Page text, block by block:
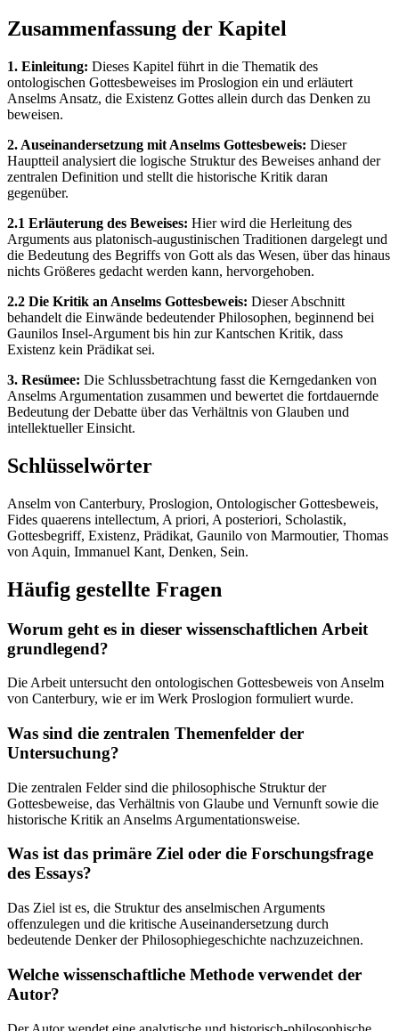
Zusammenfassung der Kapitel
1. Einleitung: Dieses Kapitel führt in die Thematik des
ontologischen Gottesbeweises im Proslogion ein und erläutert
Anselms Ansatz, die Existenz Gottes allein durch das Denken zu
beweisen.
2. Auseinandersetzung mit Anselms Gottesbeweis: Dieser
Hauptteil analysiert die logische Struktur des Beweises anhand der
zentralen Definition und stellt die historische Kritik daran
gegenüber.
2.1 Erläuterung des Beweises: Hier wird die Herleitung des
Arguments aus platonisch-augustinischen Traditionen dargelegt und
die Bedeutung des Begriffs von Gott als das Wesen, über das hinaus
nichts Größeres gedacht werden kann, hervorgehoben.
2.2 Die Kritik an Anselms Gottesbeweis: Dieser Abschnitt
behandelt die Einwände bedeutender Philosophen, beginnend bei
Gaunilos Insel-Argument bis hin zur Kantschen Kritik, dass
Existenz kein Prädikat sei.
3. Resümee: Die Schlussbetrachtung fasst die Kerngedanken von
Anselms Argumentation zusammen und bewertet die fortdauernde
Bedeutung der Debatte über das Verhältnis von Glauben und
intellektueller Einsicht.
Schlüsselwörter
Anselm von Canterbury, Proslogion, Ontologischer Gottesbeweis,
Fides quaerens intellectum, A priori, A posteriori, Scholastik,
Gottesbegriff, Existenz, Prädikat, Gaunilo von Marmoutier, Thomas
von Aquin, Immanuel Kant, Denken, Sein.
Häufig gestellte Fragen
Worum geht es in dieser wissenschaftlichen Arbeit
grundlegend?
Die Arbeit untersucht den ontologischen Gottesbeweis von Anselm
von Canterbury, wie er im Werk Proslogion formuliert wurde.
Was sind die zentralen Themenfelder der
Untersuchung?
Die zentralen Felder sind die philosophische Struktur der
Gottesbeweise, das Verhältnis von Glaube und Vernunft sowie die
historische Kritik an Anselms Argumentationsweise.
Was ist das primäre Ziel oder die Forschungsfrage
des Essays?
Das Ziel ist es, die Struktur des anselmischen Arguments
offenzulegen und die kritische Auseinandersetzung durch
bedeutende Denker der Philosophiegeschichte nachzuzeichnen.
Welche wissenschaftliche Methode verwendet der
Autor?